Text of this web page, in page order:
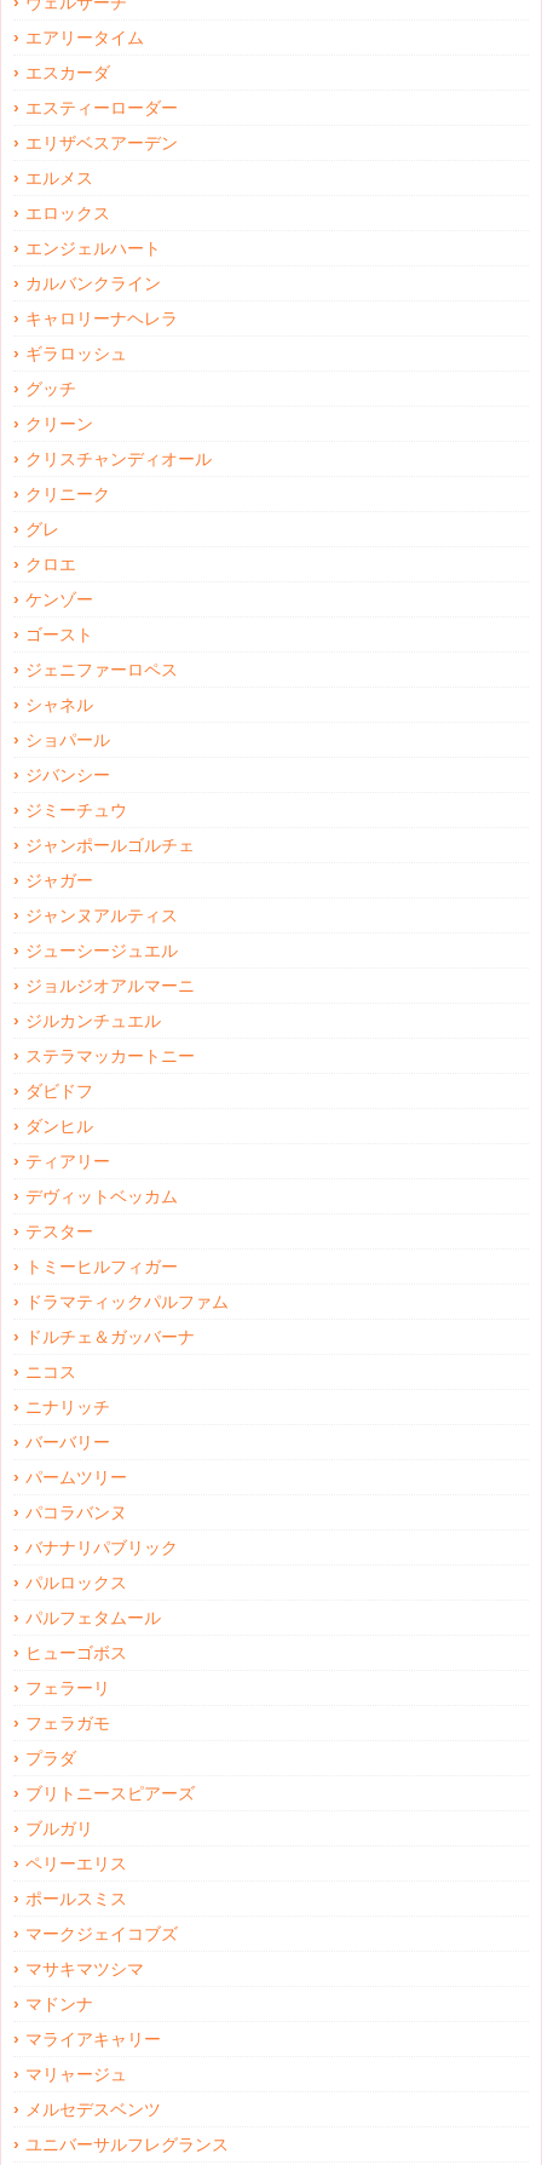
エアリータイム
エスカーダ
エスティーローダー
エリザベスアーデン
エルメス
エロックス
エンジェルハート
カルバンクライン
キャロリーナヘレラ
ギラロッシュ
グッチ
クリーン
クリスチャンディオール
クリニーク
グレ
クロエ
ケンゾー
ゴースト
ジェニファーロペス
シャネル
ショパール
ジバンシー
ジミーチュウ
ジャンポールゴルチェ
ジャガー
ジャンヌアルティス
ジューシージュエル
ジョルジオアルマーニ
ジルカンチュエル
ステラマッカートニー
ダビドフ
ダンヒル
ティアリー
デヴィットベッカム
テスター
トミーヒルフィガー
ドラマティックパルファム
ドルチェ＆ガッバーナ
ニコス
ニナリッチ
バーバリー
パームツリー
パコラバンヌ
バナナリパブリック
パルロックス
パルフェタムール
ヒューゴボス
フェラーリ
フェラガモ
プラダ
ブリトニースピアーズ
ブルガリ
ペリーエリス
ポールスミス
マークジェイコブズ
マサキマツシマ
マドンナ
マライアキャリー
マリャージュ
メルセデスベンツ
ユニバーサルフレグランス